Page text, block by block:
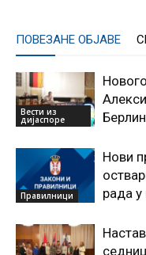
ПОВЕЗАНЕ ОБЈАВЕ
Вести из
дијаспоре
Правилници
Нови
рада у